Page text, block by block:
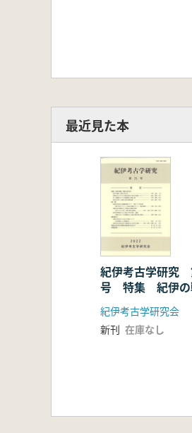
最近見た本
紀伊考古学研究
号 特集 紀伊の
紀伊考古学研究会
新刊 在庫なし